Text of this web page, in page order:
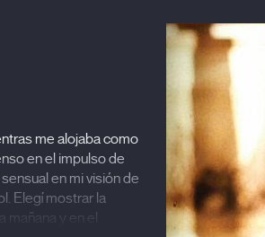
me alojaba como
en el impulso de
en mi visión de
Elegí mostrar la
mañana y en el